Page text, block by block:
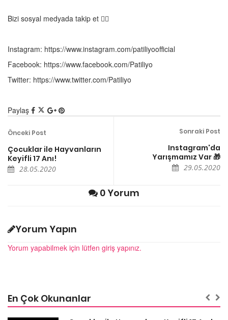
Bizi sosyal medyada takip et 👇🏼
Instagram: https://www.instagram.com/patiliyoofficial
Facebook: https://www.facebook.com/Patiliyo
Twitter: https://www.twitter.com/Patiliyo
Paylaş
Önceki Post
Çocuklar ile Hayvanların
Keyifli 17 Anı!
28.05.2020
Sonraki Post
Instagram'da
Yarışmamız Var 🎁
29.05.2020
0 Yorum
Yorum Yapın
Yorum yapabilmek için lütfen giriş yapınız.
En Çok Okunanlar